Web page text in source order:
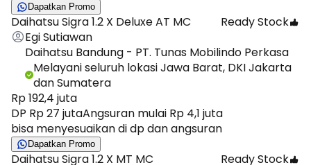
Dapatkan Promo
Daihatsu Sigra 1.2 X Deluxe AT MC
Ready Stock
Egi Sutiawan
Daihatsu Bandung - PT. Tunas Mobilindo Perkasa
Melayani seluruh lokasi Jawa Barat, DKI Jakarta
dan Sumatera
Rp 192,4 juta
DP Rp 27 jutaAngsuran mulai Rp 4,1 juta
bisa menyesuaikan di dp dan angsuran
Dapatkan Promo
Daihatsu Sigra 1.2 X MT MC
Ready Stock